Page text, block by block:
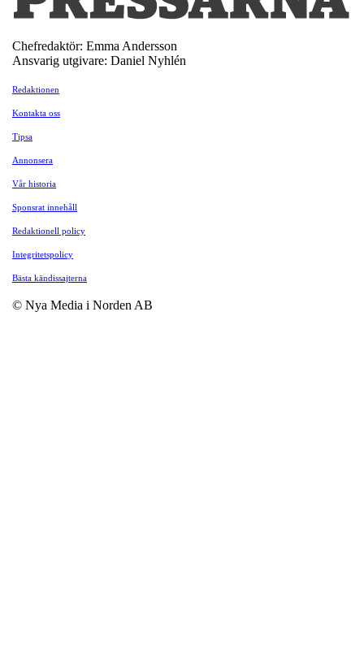
Chefredaktör: Emma Andersson
Ansvarig utgivare: Daniel Nyhlén
Redaktionen
Kontakta oss
Tipsa
Annonsera
Vår historia
Sponsrat innehåll
Redaktionell policy
Integritetspolicy
Bästa kändissajterna
© Nya Media i Norden AB